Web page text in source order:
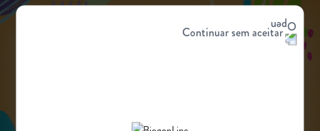
Continuar sem aceitar